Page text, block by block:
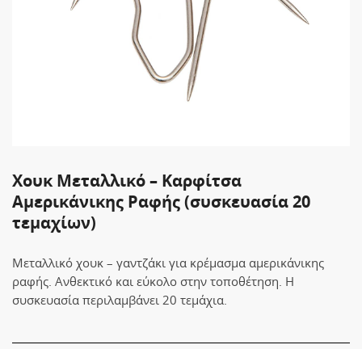
Χουκ Mεταλλικό – Καρφίτσα
Αμερικάνικης Ραφής (συσκευασία 20
τεμαχίων)
Μεταλλικό χουκ – γαντζάκι για κρέμασμα αμερικάνικης
ραφής. Ανθεκτικό και εύκολο στην τοποθέτηση. Η
συσκευασία περιλαμβάνει 20 τεμάχια.